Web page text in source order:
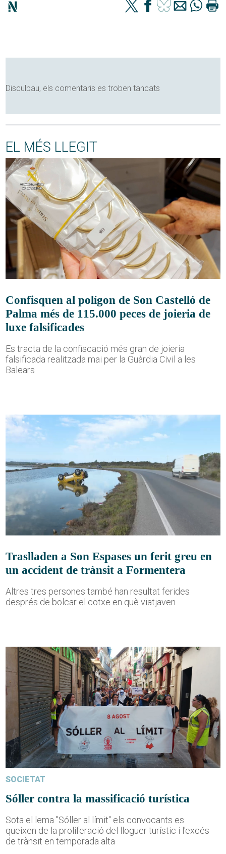
Disculpau, els comentaris es troben tancats
EL MÉS LLEGIT
Confisquen al polígon de Son Castelló de
Palma més de 115.000 peces de joieria de
luxe falsificades
Es tracta de la confiscació més gran de joieria
falsificada realitzada mai per la Guàrdia Civil a les
Balears
Traslladen a Son Espases un ferit greu en
un accident de trànsit a Formentera
Altres tres persones també han resultat ferides
després de bolcar el cotxe en què viatjaven
SOCIETAT
Sóller contra la massificació turística
Sota el lema "Sóller al límit" els convocants es
queixen de la proliferació del lloguer turístic i l'excés
de trànsit en temporada alta